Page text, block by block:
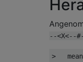
--<X<--
>